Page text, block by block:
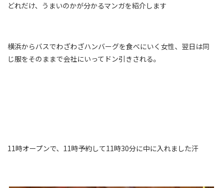
どれだけ、うまいのかが分かるマンガを紹介します
横浜からバスでわざわざハンバーグを食べにいく女性、翌日は同
じ服をそのままで会社にいってドン引きされる。
11時オープンで、11時予約して11時30分に中に入れました汗